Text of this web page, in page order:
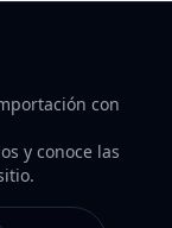
con
y conoce las